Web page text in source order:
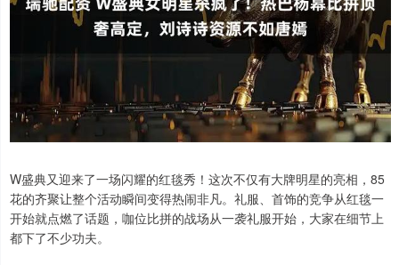
W盛典又迎来了一场闪耀的红毯秀！这次不仅有大牌明星的亮相，85
花的齐聚让整个活动瞬间变得热闹非凡。礼服、首饰的竞争从红毯一
开始就点燃了话题，咖位比拼的战场从一袭礼服开始，大家在细节上
都下了不少功夫。